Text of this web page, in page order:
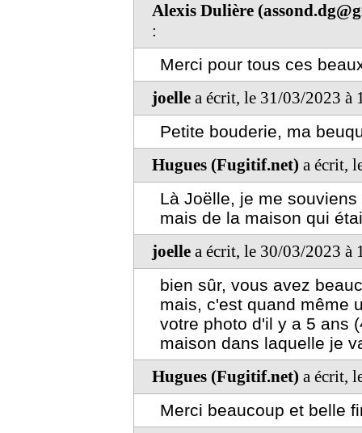
Alexis Dulière
:
Merci pour tous ces
joelle a écrit, le 31/03/2023 à
Petite bouderie, ma
Hugues (Fugitif.net) a écrit,
Là Joëlle, je me
mais de la maison qui
joelle a écrit, le 30/03/2023 à
bien sûr, vous avez
mais, c'est quand même
votre photo d'il y a 5 ans
maison dans laquelle je
Hugues (Fugitif.net) a écrit,
Merci beaucoup et belle